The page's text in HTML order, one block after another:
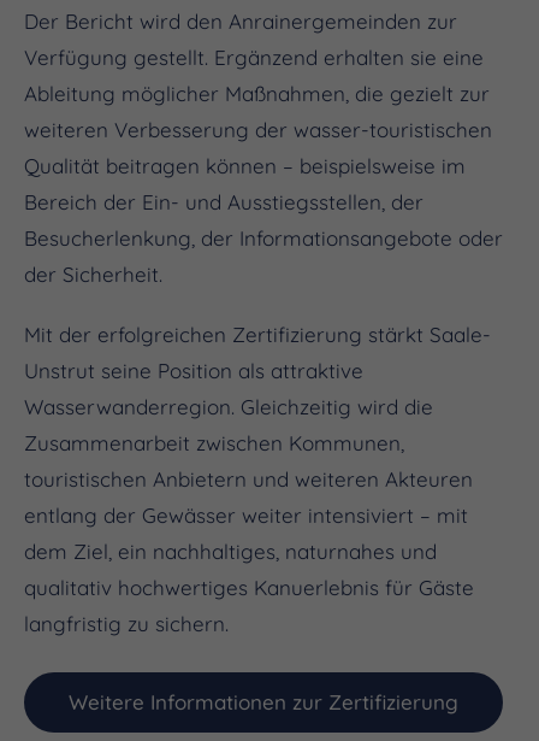
Der Bericht wird den Anrainergemeinden zur
Verfügung gestellt. Ergänzend erhalten sie eine
Ableitung möglicher Maßnahmen, die gezielt zur
weiteren Verbesserung der wasser-touristischen
Qualität beitragen können – beispielsweise im
Bereich der Ein- und Ausstiegsstellen, der
Besucherlenkung, der Informationsangebote oder
der Sicherheit.
Mit der erfolgreichen Zertifizierung stärkt Saale-
Unstrut seine Position als attraktive
Wasserwanderregion. Gleichzeitig wird die
Zusammenarbeit zwischen Kommunen,
touristischen Anbietern und weiteren Akteuren
entlang der Gewässer weiter intensiviert – mit
dem Ziel, ein nachhaltiges, naturnahes und
qualitativ hochwertiges Kanuerlebnis für Gäste
langfristig zu sichern.
Weitere Informationen zur Zertifizierung